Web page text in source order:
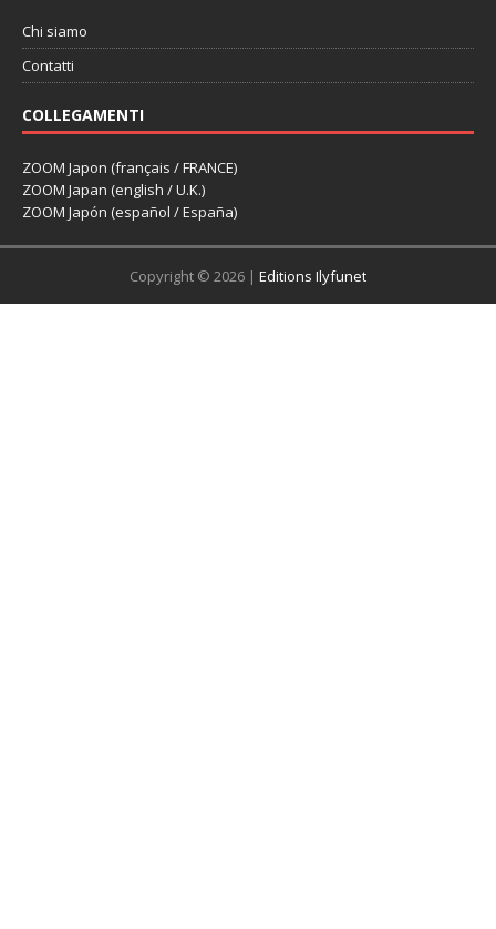
Chi siamo
Contatti
COLLEGAMENTI
ZOOM Japon (français / FRANCE)
ZOOM Japan (english / U.K.)
ZOOM Japón (español / España)
Copyright © 2026 | Editions Ilyfunet